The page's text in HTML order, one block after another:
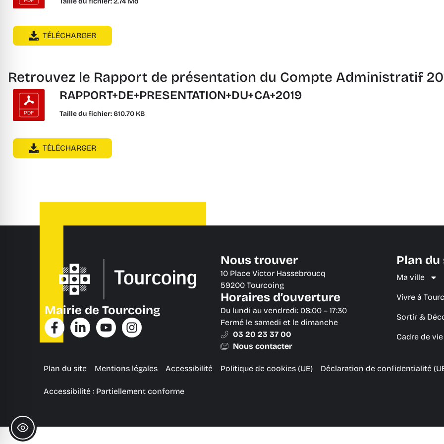
TÉLÉCHARGER
Retrouvez le Rapport de présentation du Compte Administratif
RAPPORT+DE+PRESENTATION+DU+CA+2019
Taille du fichier: 610.70 KB
TÉLÉCHARGER
Mairie de Tourcoing
Nous trouver
10 Place Victor Hassebroucq
59200 Tourcoing
Horaires d’ouverture
Du lundi au vendredi: 08:00 – 17:30
Fermé le samedi et le dimanche
03 20 23 37 00
Nous contacter
Plan du
Ma ville
Vivre à
Sortir &
Cadre de
Plan du site Mentions légales Accessibilité Politique de cookies (UE) Déclaration de confidentialité
Accessibilité : Partiellement conforme